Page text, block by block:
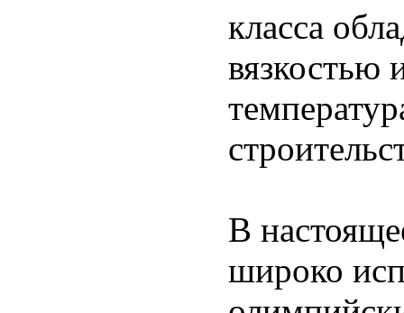
класса
вязкостью
В
широко